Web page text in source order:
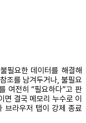
필요한 데이터를 해결해
조를 남겨두거나, 불필요
여전히 “필요하다”고 판
결국 메모리 누수로 이
브라우저 탭이 강제 종료